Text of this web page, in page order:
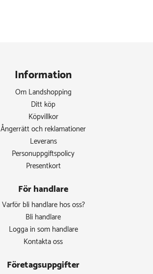
Information
Om Landshopping
Ditt köp
Köpvillkor
Ångerrätt och reklamationer
Leverans
Personuppgiftspolicy
Presentkort
För handlare
Varför bli handlare hos oss?
Bli handlare
Logga in som handlare
Kontakta oss
Företagsuppgifter